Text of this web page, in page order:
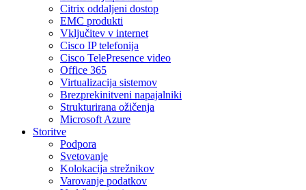
Citrix oddaljeni dostop
EMC produkti
Vključitev v internet
Cisco IP telefonija
Cisco TelePresence video
Office 365
Virtualizacija sistemov
Brezprekinitveni napajalniki
Strukturirana ožičenja
Microsoft Azure
Storitve
Podpora
Svetovanje
Kolokacija strežnikov
Varovanje podatkov